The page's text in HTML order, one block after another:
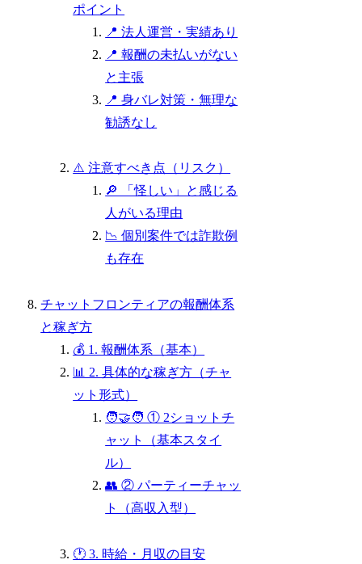
ポイント
📍 法人運営・実績あり
📍 報酬の未払いがない
と主張
📍 身バレ対策・無理な
勧誘なし
⚠️ 注意すべき点（リスク）
🔎 「怪しい」と感じる
人がいる理由
📉 個別案件では詐欺例
も存在
チャットフロンティアの報酬体系
と稼ぎ方
💰 1. 報酬体系（基本）
📊 2. 具体的な稼ぎ方（チャ
ット形式）
🧑‍🤝‍🧑 ① 2ショットチ
ャット（基本スタイ
ル）
👥 ② パーティーチャッ
ト（高収入型）
🕐 3. 時給・月収の目安